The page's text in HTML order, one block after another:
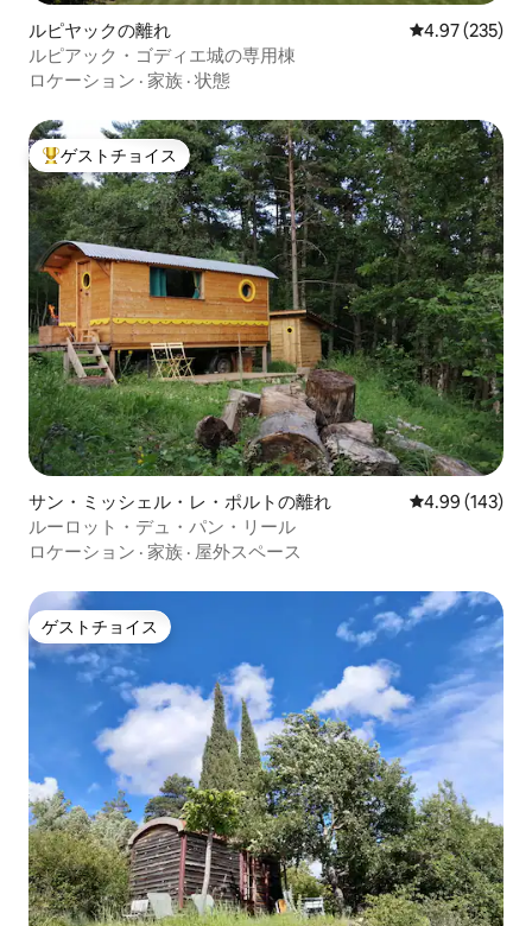
ルピヤックの離れ レビュー235
4.97 (235)
ルピアック・ゴディエ城の専用棟
ロケーション · 家族 · 状態
大好評のゲストチョイスです。
ゲストチョイス
サン・ミッシェル・レ・ポルトの離れ レビュー143
4.99 (143)
ルーロット・デュ・パン・リール
ロケーション · 家族 · 屋外スペース
ゲストチョイス
ゲストチョイス